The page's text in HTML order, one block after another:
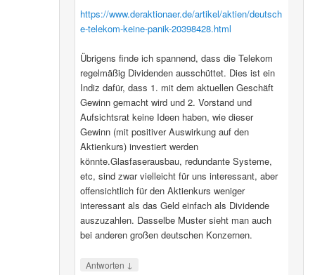
https://www.deraktionaer.de/artikel/aktien/deutsch
e-telekom-keine-panik-20398428.html
Übrigens finde ich spannend, dass die Telekom
regelmäßig Dividenden ausschüttet. Dies ist ein
Indiz dafür, dass 1. mit dem aktuellen Geschäft
Gewinn gemacht wird und 2. Vorstand und
Aufsichtsrat keine Ideen haben, wie dieser
Gewinn (mit positiver Auswirkung auf den
Aktienkurs) investiert werden
könnte.Glasfaserausbau, redundante Systeme,
etc, sind zwar vielleicht für uns interessant, aber
offensichtlich für den Aktienkurs weniger
interessant als das Geld einfach als Dividende
auszuzahlen. Dasselbe Muster sieht man auch
bei anderen großen deutschen Konzernen.
Antworten ↓